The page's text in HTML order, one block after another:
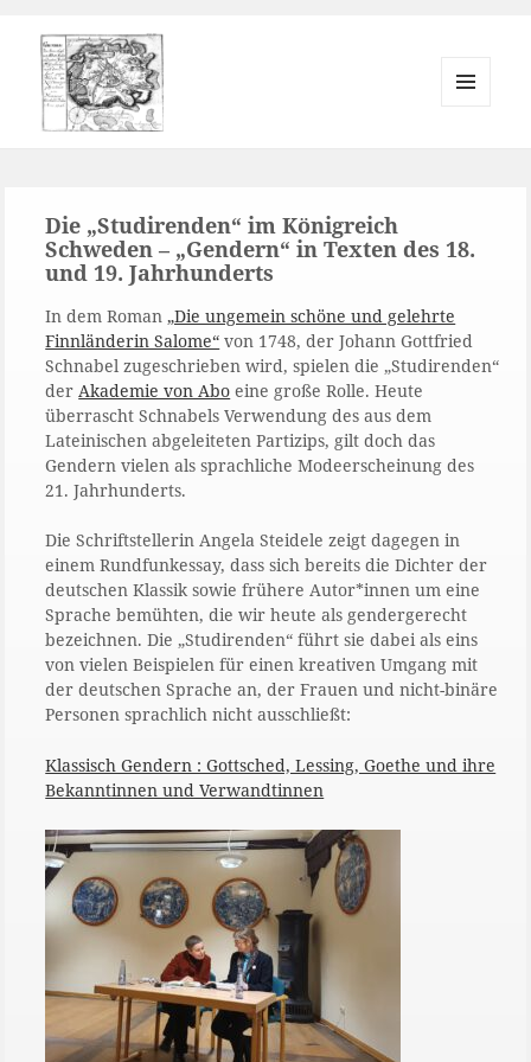
Die „Studirenden“ im Königreich
Schweden – „Gendern“ in Texten des 18.
und 19. Jahrhunderts
In dem Roman„Die ungemein schöne und gelehrte
Finnländerin Salome“ von 1748, der Johann Gottfried
Schnabel zugeschrieben wird, spielen die „Studirenden“
derAkademie von Abo eine große Rolle. Heute
überrascht Schnabels Verwendung des aus dem
Lateinischen abgeleiteten Partizips, gilt doch das
Gendern vielen als sprachliche Modeerscheinung des
21. Jahrhunderts.
Die Schriftstellerin Angela Steidele zeigt dagegen in
einem Rundfunkessay, dass sich bereits die Dichter der
deutschen Klassik sowie frühere Autor*innen um eine
Sprache bemühten, die wir heute als gendergerecht
bezeichnen. Die „Studirenden“ führt sie dabei als eins
von vielen Beispielen für einen kreativen Umgang mit
der deutschen Sprache an, der Frauen und nicht-binäre
Personen sprachlich nicht ausschließt:
Klassisch Gendern : Gottsched, Lessing, Goethe und ihre
Bekanntinnen und Verwandtinnen